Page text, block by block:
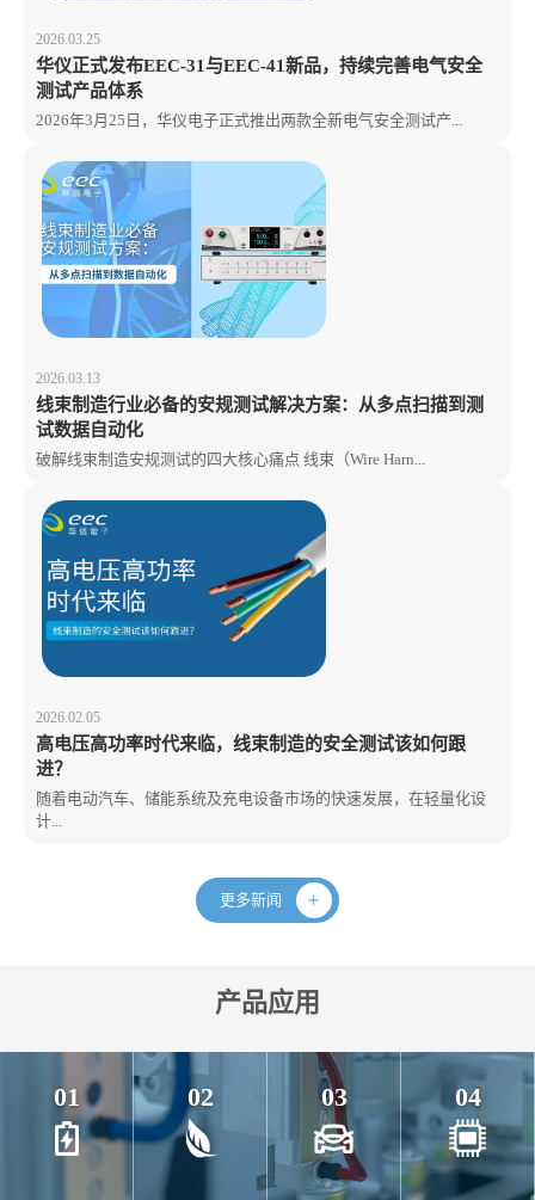
2026.03.25
华仪正式发布EEC-31与EEC-41新品，持续完善电气安全
测试产品体系
2026年3月25日，华仪电子正式推出两款全新电气安全测试产...
2026.03.13
线束制造行业必备的安规测试解决方案：从多点扫描到测
试数据自动化
破解线束制造安规测试的四大核心痛点 线束（Wire Harn...
2026.02.05
高电压高功率时代来临，线束制造的安全测试该如何跟
进？
随着电动汽车、储能系统及充电设备市场的快速发展，在轻量化设
计...
更多新闻
产品应用
01 02 03 04